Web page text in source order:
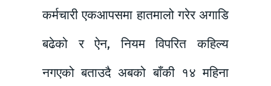
कर्मचारी एकआपसमा हातमालो गरेर अगाडि
बढेको र ऐन, नियम विपरित कहिल्य
नगएको बताउदै अबको बाँकी १४ महिना